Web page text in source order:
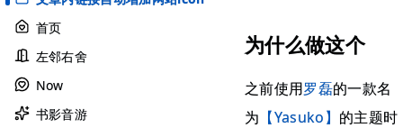
雅余黄
昱行粉
她的蓝
莫比乌斯
香草绿
首页
左邻右舍
Now
书影音游
为什么做这个
之前使用罗磊的一款名
为 【Yasuko】 的主题时